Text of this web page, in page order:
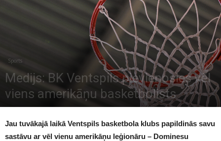
Sports
Medijs: BK Ventspils pievienosies vēl
viens amerikāņu basketbolists
1539
Jau tuvākajā laikā Ventspils basketbola klubs papildinās savu
sastāvu ar vēl vienu amerikāņu leģionāru – Dominesu